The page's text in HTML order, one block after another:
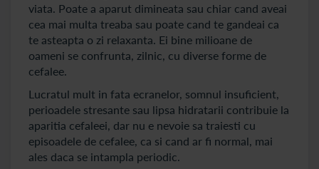
viata. Poate a aparut dimineata sau chiar cand aveai
cea mai multa treaba sau poate cand te gandeai ca
te asteapta o zi relaxanta. Ei bine milioane de
oameni se confrunta, zilnic, cu diverse forme de
cefalee.
Lucratul mult in fata ecranelor, somnul insuficient,
perioadele stresante sau lipsa hidratarii contribuie la
aparitia cefaleei, dar nu e nevoie sa traiesti cu
episoadele de cefalee, ca si cand ar fi normal, mai
ales daca se intampla periodic.